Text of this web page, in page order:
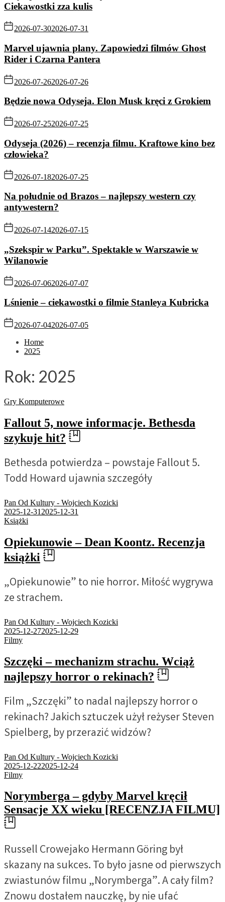
Ciekawostki zza kulis
2026-07-302026-07-31
Marvel ujawnia plany. Zapowiedzi filmów Ghost
Rider i Czarna Pantera
2026-07-262026-07-26
Będzie nowa Odyseja. Elon Musk kręci z Grokiem
2026-07-252026-07-25
Odyseja (2026) – recenzja filmu. Kraftowe kino bez
człowieka?
2026-07-182026-07-25
Na południe od Brazos – najlepszy western czy
antywestern?
2026-07-142026-07-15
„Szekspir w Parku”. Spektakle w Warszawie w
Wilanowie
2026-07-062026-07-07
Lśnienie – ciekawostki o filmie Stanleya Kubricka
2026-07-042026-07-05
Home
2025
Rok: 2025
Gry Komputerowe
Fallout 5, nowe informacje. Bethesda
szykuje hit?
Bethesda potwierdza – powstaje Fallout 5.
Todd Howard ujawnia szczegóły
Pan Od Kultury - Wojciech Kozicki
2025-12-31 2025-12-31
Książki
Opiekunowie – Dean Koontz. Recenzja
książki
„Opiekunowie” to nie horror. Miłość wygrywa
ze strachem.
Pan Od Kultury - Wojciech Kozicki
2025-12-272025-12-29
Filmy
Szczęki – mechanizm strachu. Wciąż
najlepszy horror o rekinach?
Film „Szczęki” to nadal najlepszy horror o
rekinach? Jakich sztuczek użył reżyser Steven
Spielberg, by przerazić widzów?
Pan Od Kultury - Wojciech Kozicki
2025-12-222025-12-24
Filmy
Norymberga – gdyby Marvel kręcił
Sensacje XX wieku [RECENZJA FILMU]
Russell Crowejako Hermann Göring był
skazany na sukces. To było jasne od pierwszych
zwiastunów filmu „Norymberga”. A cały film?
Znowu dostałem nauczkę, by nie ufać